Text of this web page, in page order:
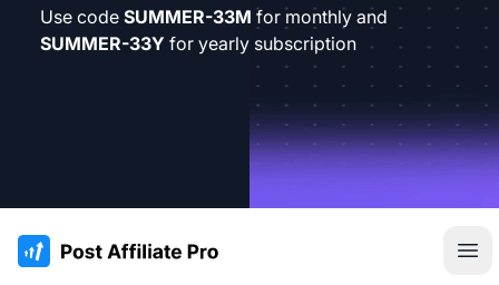
Use code SUMMER-33M for monthly and
SUMMER-33Y for yearly subscription
:site.title